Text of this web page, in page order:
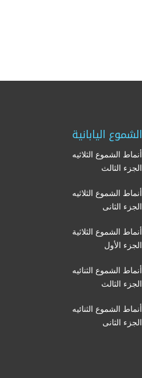
الشموع اليابانية
أنماط الشموع الثلاثيه
الجزء الثالث
أنماط الشموع الثلاثيه
الجزء الثانى
أنماط الشموع الثلاثية
الجزء الأول
أنماط الشموع الثنائيه
الجزء الثالث
أنماط الشموع الثنائيه
الجزء الثانى